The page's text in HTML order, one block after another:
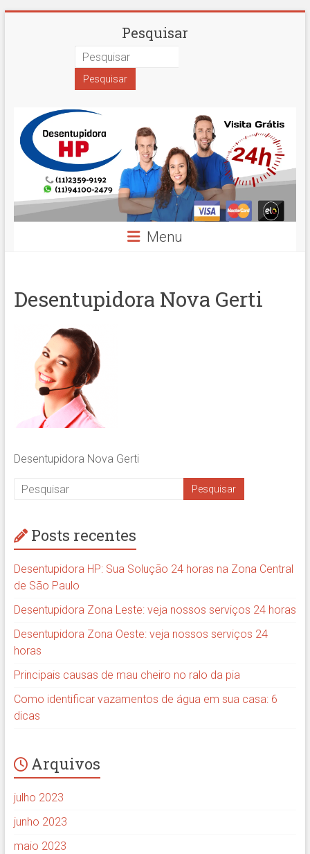
Desentupidora
Paulo
Hidro
Prime
Pesquisar
Menu
Desentupidora Nova Gerti
Desentupidora Nova Gerti
Posts recentes
Desentupidora HP: Sua Solução 24 horas na Zona Central
de São Paulo
Desentupidora Zona Leste: veja nossos serviços 24 horas
Desentupidora Zona Oeste: veja nossos serviços 24
horas
Principais causas de mau cheiro no ralo da pia
Como identificar vazamentos de água em sua casa: 6
dicas
Arquivos
julho 2023
junho 2023
maio 2023